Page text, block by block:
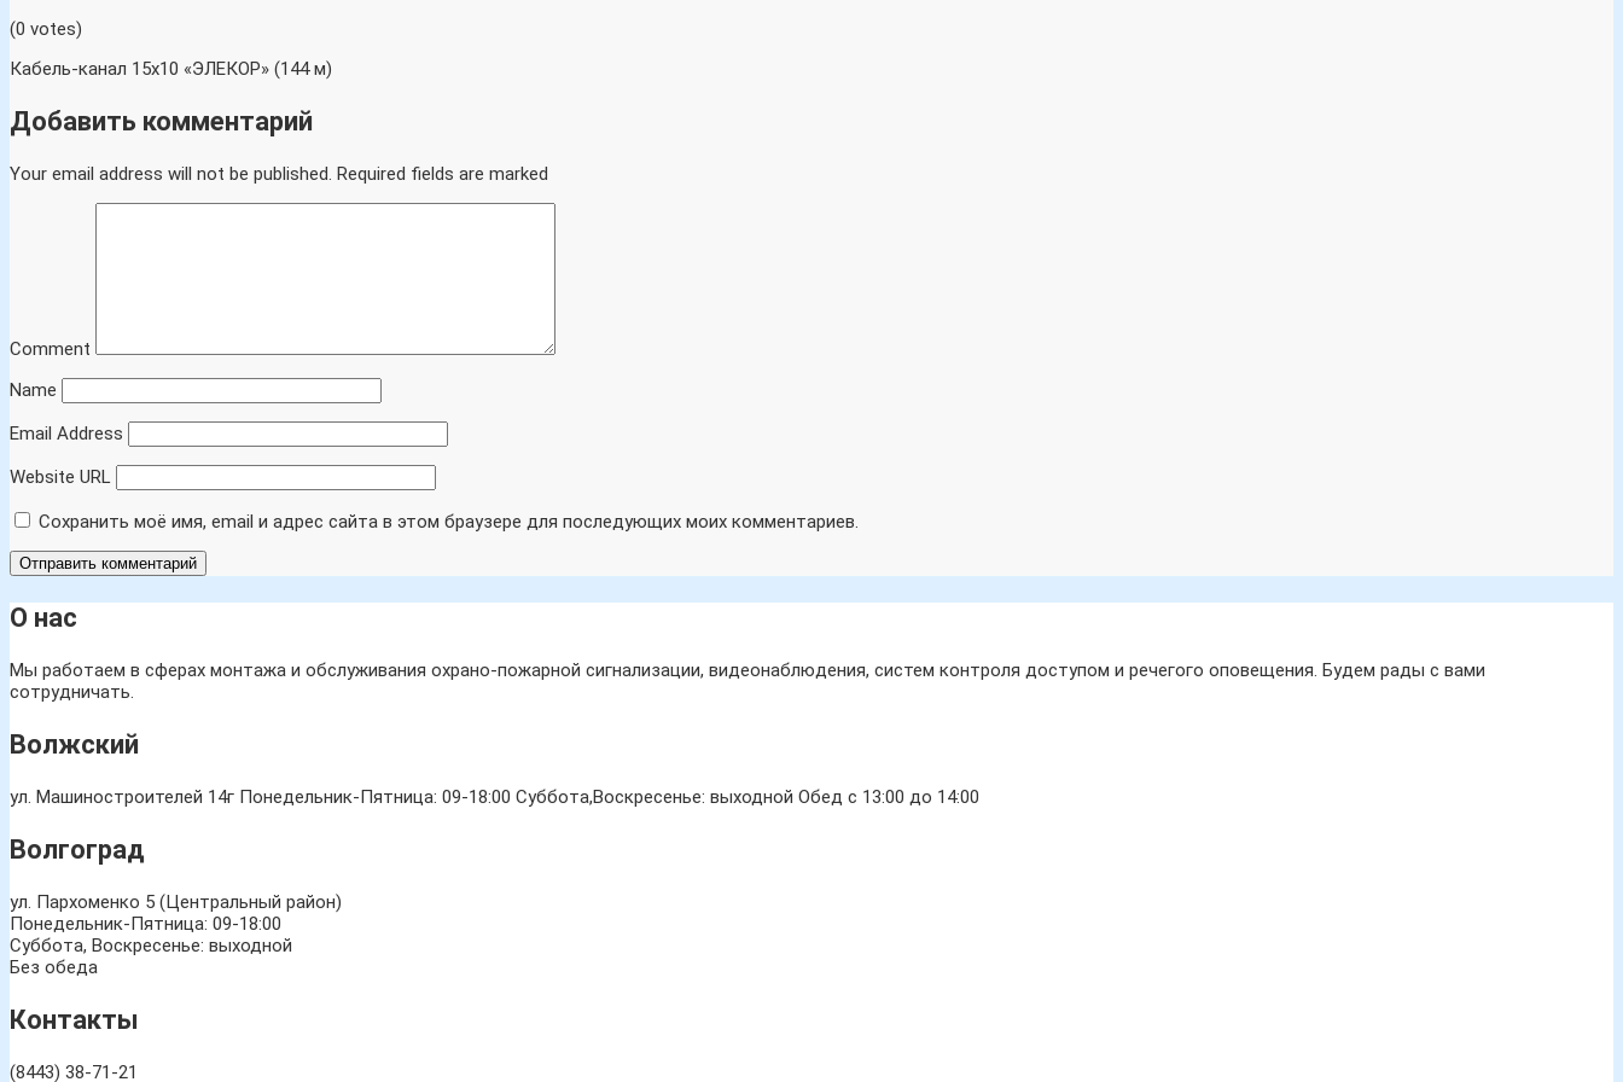
(0 votes)
Кабель-канал 15х10 «ЭЛЕКОР» (144 м)
Добавить комментарий
Your email address will not be published. Required fields are marked
Comment
Name
Email Address
Website URL
Сохранить моё имя, email и адрес сайта в этом браузере для последующих моих комментариев.
О нас
Мы работаем в сферах монтажа и обслуживания охрано-пожарной сигнализации, видеонаблюдения, систем контроля доступом и речегого оповещения. Будем рады с вами
сотрудничать.
Волжский
ул. Машиностроителей 14г Понедельник-Пятница: 09-18:00 Суббота,Воскресенье: выходной Обед с 13:00 до 14:00
Волгоград
ул. Пархоменко 5 (Центральный район)
Понедельник-Пятница: 09-18:00
Суббота, Воскресенье: выходной
Без обеда
Контакты
(8443) 38-71-21